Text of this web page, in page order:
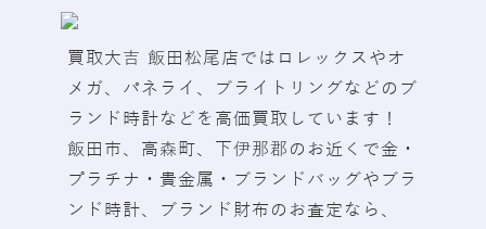
買取大吉 飯田松尾店ではロレックスやオ
メガ、パネライ、ブライトリングなどのブ
ランド時計などを高価買取しています！
飯田市、高森町、下伊那郡のお近くで金・
プラチナ・貴金属・ブランドバッグやブラ
ンド時計、ブランド財布のお査定なら、